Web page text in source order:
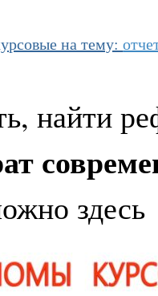
на тему:
найти
здесь